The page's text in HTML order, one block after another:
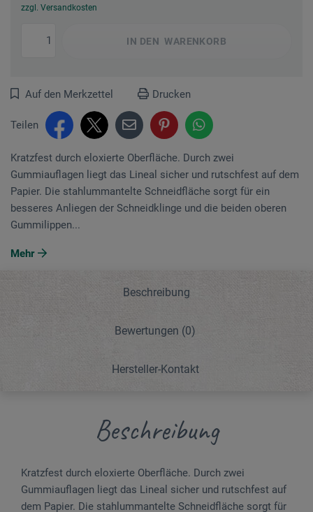
zzgl. Versandkosten
IN DEN WARENKORB
Auf den Merkzettel Drucken
Teilen
Kratzfest durch eloxierte Oberfläche. Durch zwei
Gummiauflagen liegt das Lineal sicher und rutschfest auf dem
Papier. Die stahlummantelte Schneidfläche sorgt für ein
besseres Anliegen der Schneidklinge und die beiden oberen
Gummilippen...
Mehr
Beschreibung
Bewertungen (0)
Hersteller-Kontakt
Beschreibung
Kratzfest durch eloxierte Oberfläche. Durch zwei
Gummiauflagen liegt das Lineal sicher und rutschfest auf
dem Papier. Die stahlummantelte Schneidfläche sorgt für